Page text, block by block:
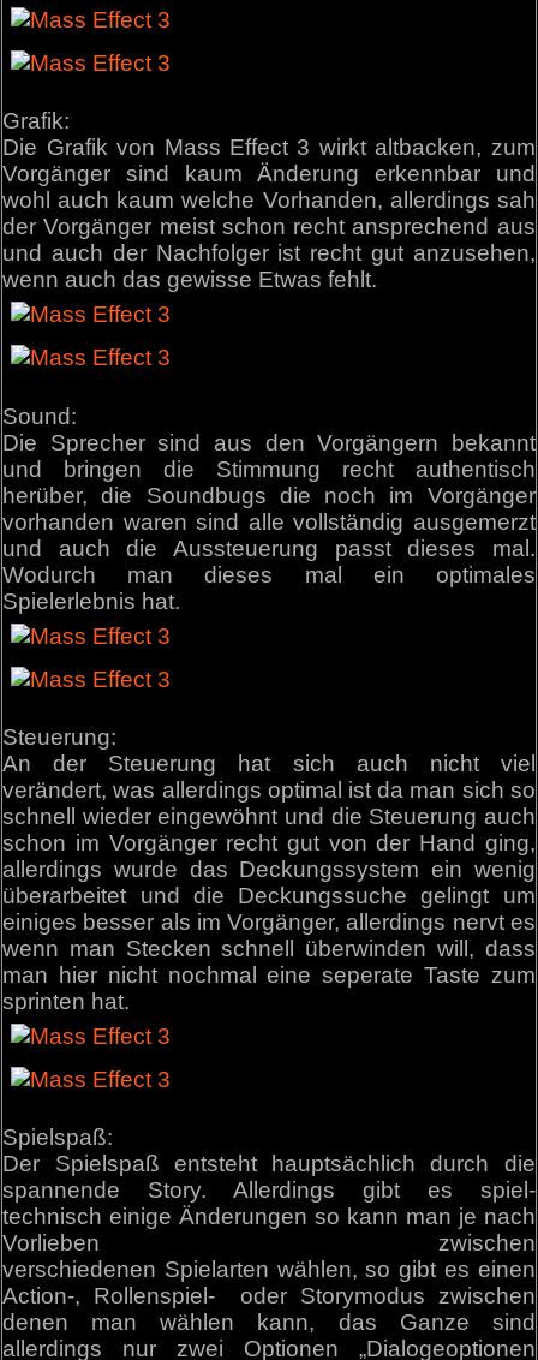
Grafik:
Die Grafik von Mass Effect 3 wirkt altbacken, zum
Vorgänger sind kaum Änderung erkennbar und
wohl auch kaum welche Vorhanden, allerdings sah
der Vorgänger meist schon recht ansprechend aus
und auch der Nachfolger ist recht gut anzusehen,
wenn auch das gewisse Etwas fehlt.
Sound:
Die Sprecher sind aus den Vorgängern bekannt
und bringen die Stimmung recht authentisch
herüber, die Soundbugs die noch im Vorgänger
vorhanden waren sind alle vollständig ausgemerzt
und auch die Aussteuerung passt dieses mal.
Wodurch man dieses mal ein optimales
Spielerlebnis hat.
Steuerung:
An der Steuerung hat sich auch nicht viel
verändert, was allerdings optimal ist da man sich so
schnell wieder eingewöhnt und die Steuerung auch
schon im Vorgänger recht gut von der Hand ging,
allerdings wurde das Deckungssystem ein wenig
überarbeitet und die Deckungssuche gelingt um
einiges besser als im Vorgänger, allerdings nervt es
wenn man Stecken schnell überwinden will, dass
man hier nicht nochmal eine seperate Taste zum
sprinten hat.
Spielspaß:
Der Spielspaß entsteht hauptsächlich durch die
spannende Story. Allerdings gibt es spiel-
technisch einige Änderungen so kann man je nach
Vorlieben zwischen
verschiedenen Spielarten wählen, so gibt es einen
Action-, Rollenspiel- oder Storymodus zwischen
denen man wählen kann, das Ganze sind
allerdings nur zwei Optionen „Dialogeoptionen